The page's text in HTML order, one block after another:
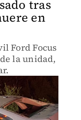
tras
en
Ford Focus
la unidad,